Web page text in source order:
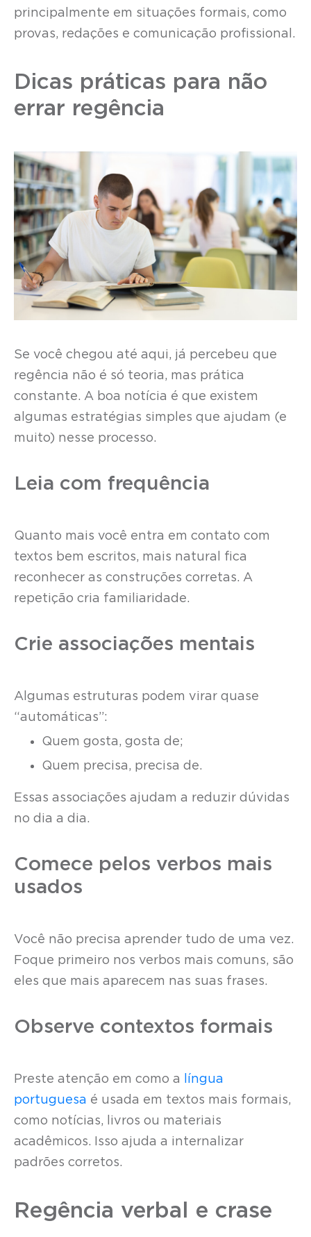
principalmente em situações formais, como
provas, redações e comunicação profissional.
Dicas práticas para não
errar regência
Se você chegou até aqui, já percebeu que
regência não é só teoria, mas prática
constante. A boa notícia é que existem
algumas estratégias simples que ajudam (e
muito) nesse processo.
Leia com frequência
Quanto mais você entra em contato com
textos bem escritos, mais natural fica
reconhecer as construções corretas. A
repetição cria familiaridade.
Crie associações mentais
Algumas estruturas podem virar quase
“automáticas”:
Quem gosta, gosta de;
Quem precisa, precisa de.
Essas associações ajudam a reduzir dúvidas
no dia a dia.
Comece pelos verbos mais
usados
Você não precisa aprender tudo de uma vez.
Foque primeiro nos verbos mais comuns, são
eles que mais aparecem nas suas frases.
Observe contextos formais
Preste atenção em como a
língua
portuguesa é usada em textos mais formais,
como notícias, livros ou materiais
acadêmicos. Isso ajuda a internalizar
padrões corretos.
Regência verbal e crase